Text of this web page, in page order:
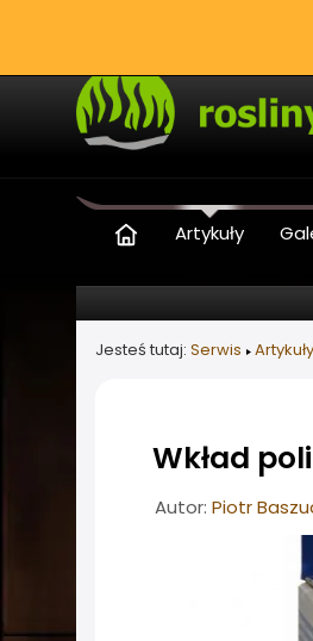
Artykuły
Jesteś tutaj: Serwis Artykuły
Wkład
Informacje o
Autor: Piotr